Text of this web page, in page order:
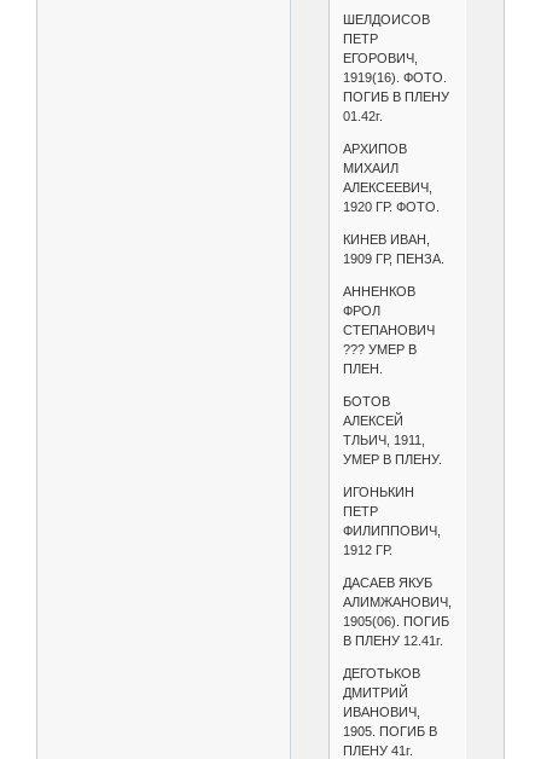
ШЕЛДОИСОВ
ПЕТР
ЕГОРОВИЧ,
1919(16). ФОТО.
ПОГИБ В ПЛЕНУ
01.42г.
АРХИПОВ
МИХАИЛ
АЛЕКСЕЕВИЧ,
1920 ГР. ФОТО.
КИНЕВ ИВАН,
1909 ГР, ПЕНЗА.
АННЕНКОВ
ФРОЛ
СТЕПАНОВИЧ
??? УМЕР В
ПЛЕН.
БОТОВ
АЛЕКСЕЙ
ТЛЬИЧ, 1911,
УМЕР В ПЛЕНУ.
ИГОНЬКИН
ПЕТР
ФИЛИППОВИЧ,
1912 ГР.
ДАСАЕВ ЯКУБ
АЛИМЖАНОВИЧ,
1905(06). ПОГИБ
В ПЛЕНУ 12.41г.
ДЕГОТЬКОВ
ДМИТРИЙ
ИВАНОВИЧ,
1905. ПОГИБ В
ПЛЕНУ 41г.